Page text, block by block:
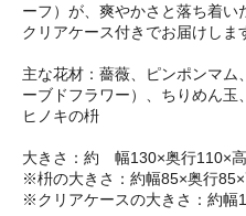
ーフ）が、爽やかさと落ち着い
クリアケース付きでお届けしま
主な花材：薔薇、ピンポンマ
ーブドフラワー）、ちりめん玉
ヒノキの枡
大きさ：約 幅130×奥行110×
※枡の大きさ：約幅85×奥行
※クリアケースの大きさ：約幅